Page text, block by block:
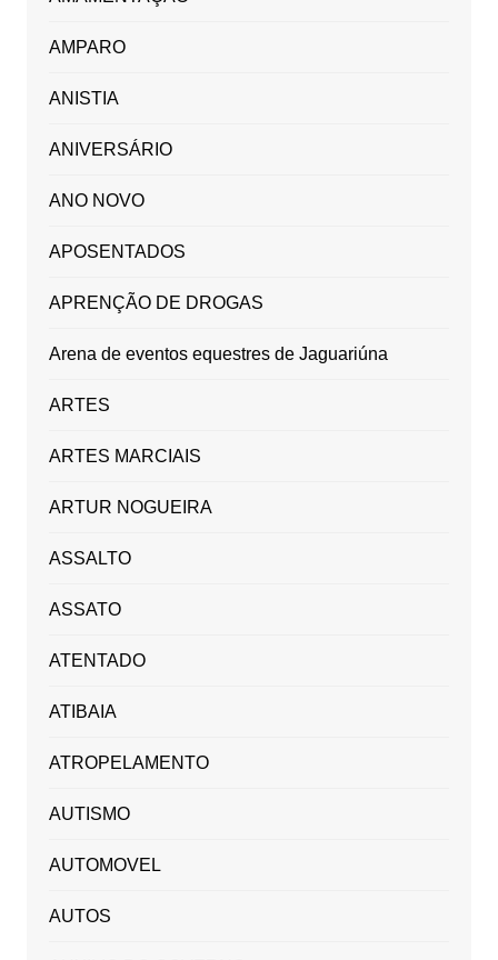
AMPARO
ANISTIA
ANIVERSÁRIO
ANO NOVO
APOSENTADOS
APRENÇÃO DE DROGAS
Arena de eventos equestres de Jaguariúna
ARTES
ARTES MARCIAIS
ARTUR NOGUEIRA
ASSALTO
ASSATO
ATENTADO
ATIBAIA
ATROPELAMENTO
AUTISMO
AUTOMOVEL
AUTOS